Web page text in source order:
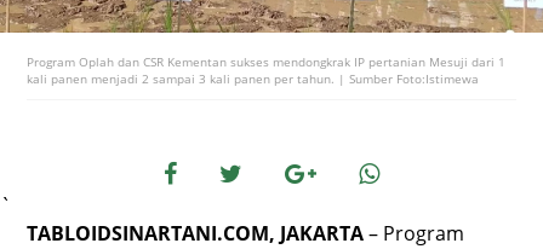
Program Oplah dan CSR Kementan sukses mendongkrak IP pertanian Mesuji dari 1
kali panen menjadi 2 sampai 3 kali panen per tahun. | Sumber Foto:Istimewa
`
TABLOIDSINARTANI.COM, JAKARTA– Program